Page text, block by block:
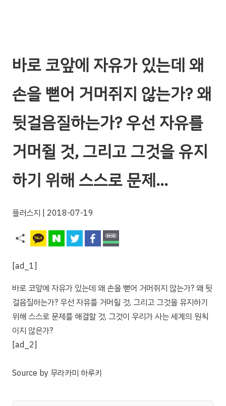
바로 코앞에 자유가 있는데 왜
손을 뻗어 거머쥐지 않는가? 왜
뒷걸음질하는가? 우선 자유를
거머쥘 것, 그리고 그것을 유지
하기 위해 스스로 문제…
플러스지 | 2018-07-19
[ad_1]
바로 코앞에 자유가 있는데 왜 손을 뻗어 거머쥐지 않는가? 왜 뒷
걸음질하는가? 우선 자유를 거머쥘 것, 그리고 그것을 유지하기
위해 스스로 문제를 해결할 것, 그것이 우리가 사는 세계의 원칙
이지 않은가?
[ad_2]
Source by 무라카미 하루키